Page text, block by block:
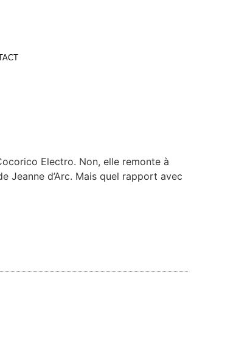
Electro. Non, elle remonte à
Jeanne d’Arc. Mais quel rapport avec